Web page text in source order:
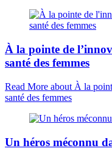
À la pointe de
santé des femmes
Read More about À la
santé des femmes
Un héros méconnu